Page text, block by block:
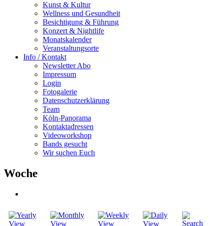
Kunst & Kultur
Wellness und Gesundheit
Besichtigung & Führung
Konzert & Nightlife
Monatskalender
Veranstaltungsorte
Info / Kontakt
Newsletter Abo
Impressum
Login
Fotogalerie
Datenschutzerklärung
Team
Köln-Panorama
Kontaktadressen
Videoworkshop
Bands gesucht
Wir suchen Euch
Woche